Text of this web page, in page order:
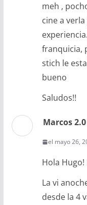
meh ,
cine a
franquicia,
stich le
bueno
Saludos!!
Marcos 2.0
el mayo 26,
Hola
La vi
desde la 4